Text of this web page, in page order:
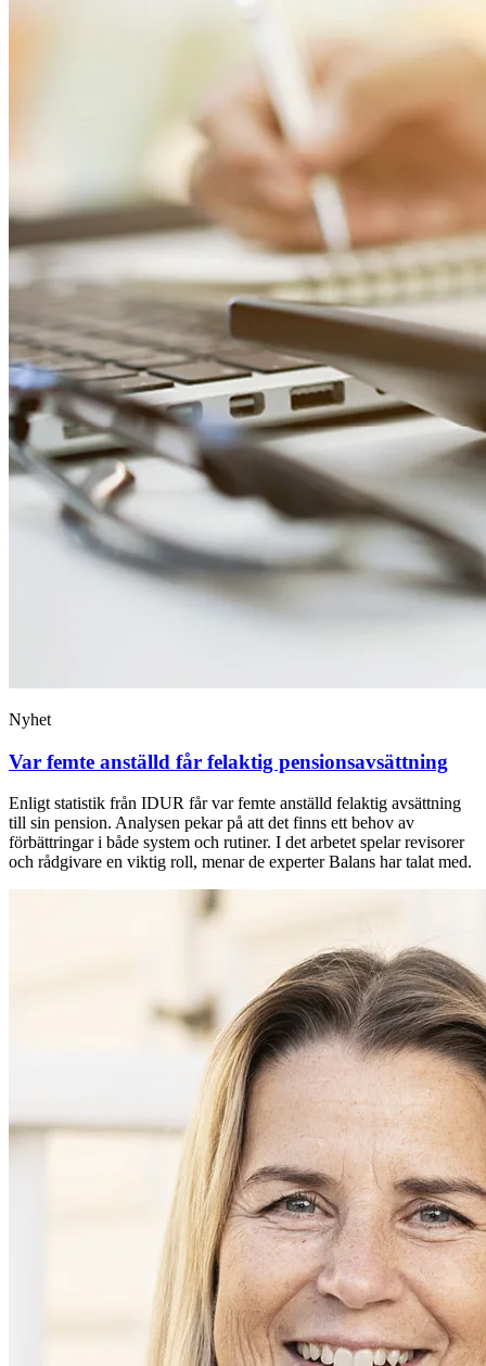
Nyhet
Var femte anställd får felaktig pensionsavsättning
Enligt statistik från IDUR får var femte anställd felaktig avsättning
till sin pension. Analysen pekar på att det finns ett behov av
förbättringar i både system och rutiner. I det arbetet spelar revisorer
och rådgivare en viktig roll, menar de experter Balans har talat med.